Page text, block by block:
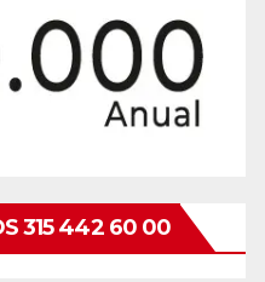
315 442 60 00